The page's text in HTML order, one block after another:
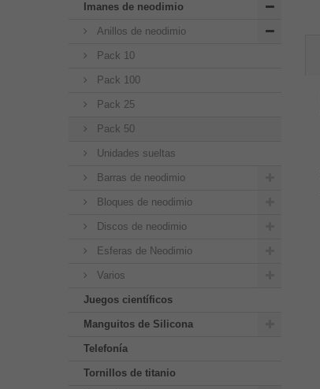
Imanes de neodimio
Anillos de neodimio
Pack 10
Pack 100
Pack 25
Pack 50
Unidades sueltas
Barras de neodimio
Bloques de neodimio
Discos de neodimio
Esferas de Neodimio
Varios
Juegos científicos
Manguitos de Silicona
Telefonía
Tornillos de titanio